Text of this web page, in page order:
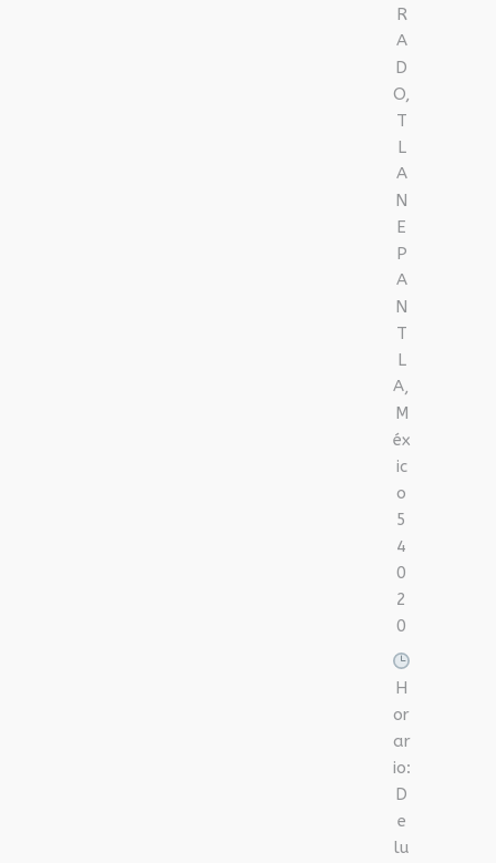
R
A
D
O,
T
L
A
N
E
P
A
N
T
L
A,
M
éx
ic
o
5
4
0
2
0
H
or
ar
io:
D
e
lu